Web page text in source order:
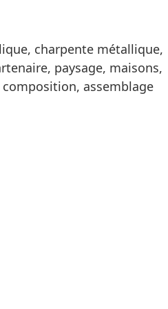
charpente métallique,
paysage, maisons,
assemblage